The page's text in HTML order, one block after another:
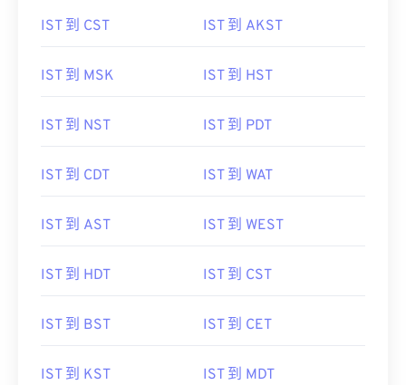
IST 到 CST IST 到 AKST
IST 到 MSK IST 到 HST
IST 到 NST IST 到 PDT
IST 到 CDT IST 到 WAT
IST 到 AST IST 到 WEST
IST 到 HDT IST 到 CST
IST 到 BST IST 到 CET
IST 到 KST IST 到 MDT